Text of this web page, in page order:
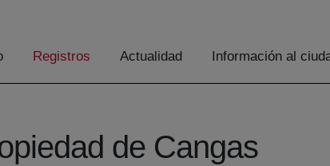
Registros Actualidad Información al
de Cangas